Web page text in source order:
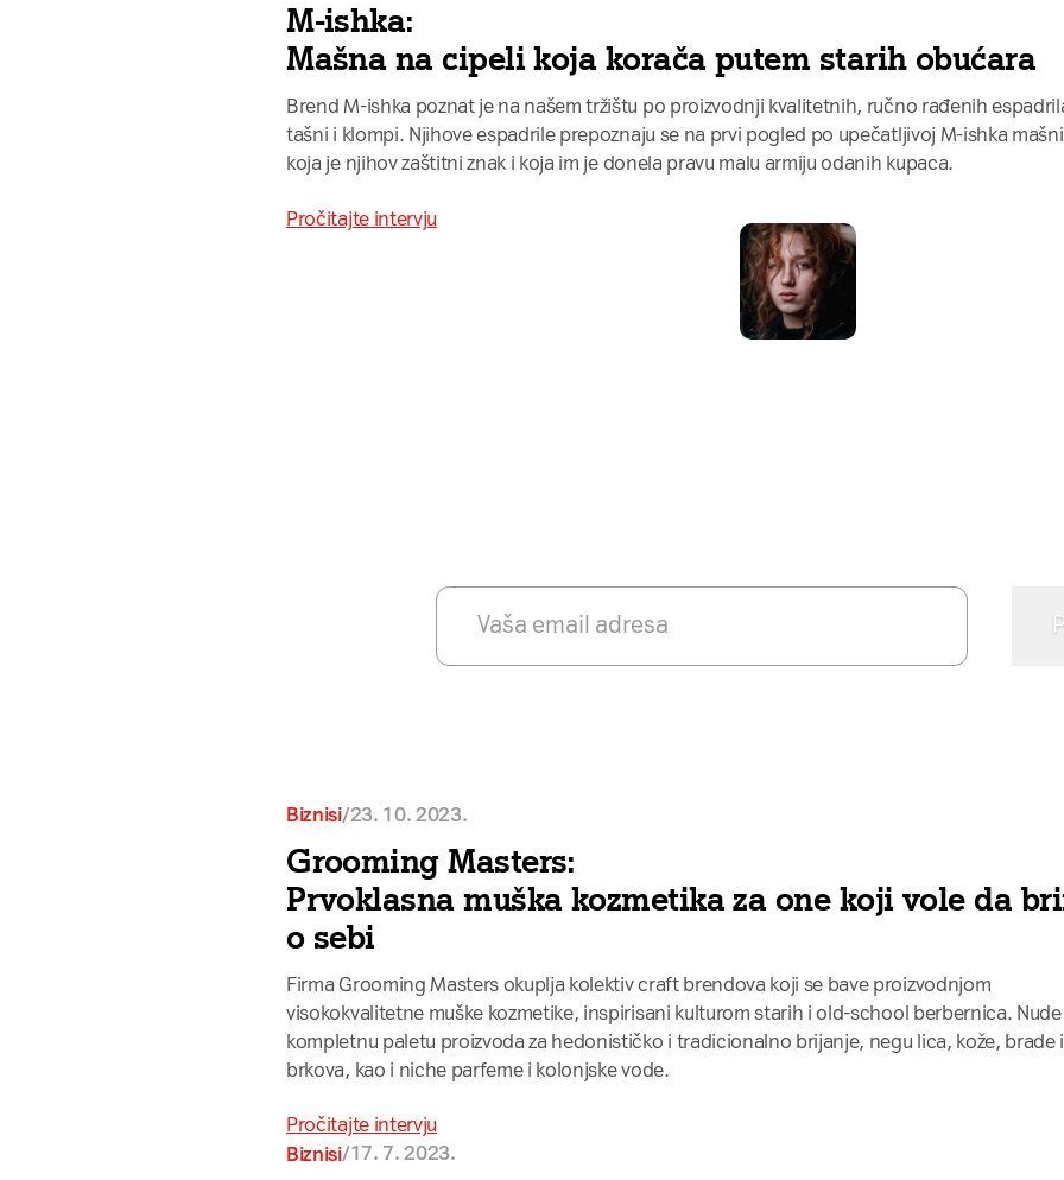
M-ishka:
Mašna na cipeli koja korača putem starih obućara
Brend M-ishka poznat je na našem tržištu po proizvodnji kvalitetnih, ručno rađenih
tašni i klompi. Njihove espadrile prepoznaju se na prvi pogled po upečatljivoj M-ishka
koja je njihov zaštitni znak i koja im je donela pravu malu armiju odanih kupaca.
Pročitajte intervju
Biznisi/23. 10. 2023.
Grooming Masters:
Prvoklasna muška kozmetika za one koji vole da
o sebi
Firma Grooming Masters okuplja kolektiv craft brendova koji se bave proizvodnjom
visokokvalitetne muške kozmetike, inspirisani kulturom starih i old-school berbernica. Nude
kompletnu paletu proizvoda za hedonističko i tradicionalno brijanje, negu lica, kože, brade i
brkova, kao i niche parfeme i kolonjske vode.
Pročitajte intervju
Biznisi/17. 7. 2023.